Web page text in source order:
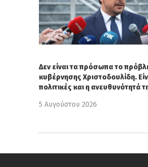
Δεν είναι τα πρόσωπα το
κυβέρνησης Χριστοδουλίδη.
πολιτικές και η ανευθυνότητά
5 Αυγούστου 2026